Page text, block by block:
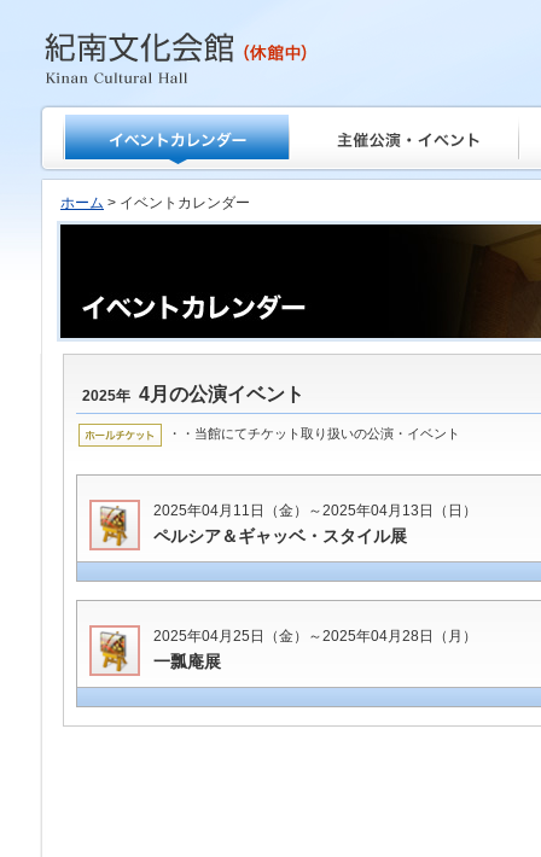
紀南文化会館
ホーム > イベントカレンダー
2025年 4月の公演イベント
・・当館にてチケット取り扱いの公演・イベント
2025年04月11日（金）～2025年04月13日（日）
ペルシア＆ギャッベ・スタイル展
2025年04月25日（金）～2025年04月28日（月）
一瓢庵展